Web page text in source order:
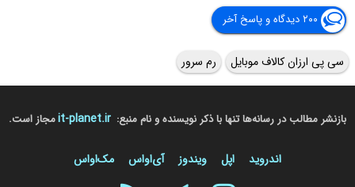
۲۰۰ دیدگاه و پاسخ آخر
سی پی ارزان کالاف موبایل رم سرور
بازنشر مطالب در رسانه‌ها تنها با ذکر نویسنده و نام منبع: it-planet.irمجاز است.
اندروید اپل ویندوز آی‌او‌اس مک‌او‌اس